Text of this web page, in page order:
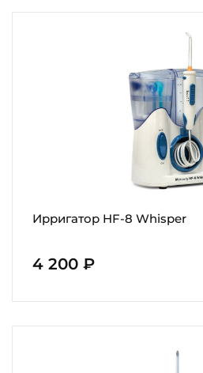
Ирригатор HF-8 Whisper
4 200 ₽